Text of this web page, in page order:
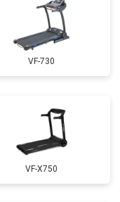
VF-730
VF-X750